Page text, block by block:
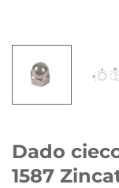
Dado
1587